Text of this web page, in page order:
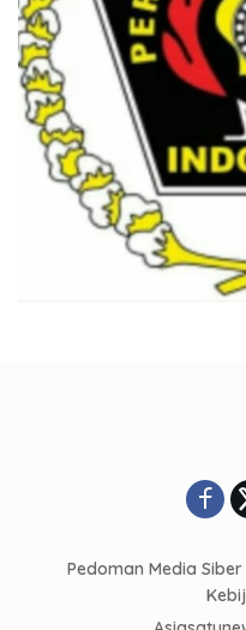
Pedoman Media Siber